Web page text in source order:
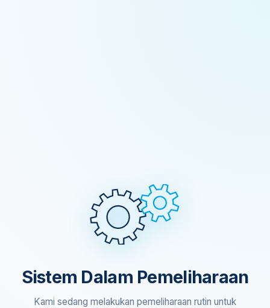
Sistem Dalam Pemeliharaan
Kami sedang melakukan pemeliharaan rutin untuk